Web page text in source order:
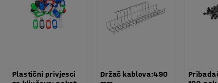
Plastični privjesci
Držač kablova:490